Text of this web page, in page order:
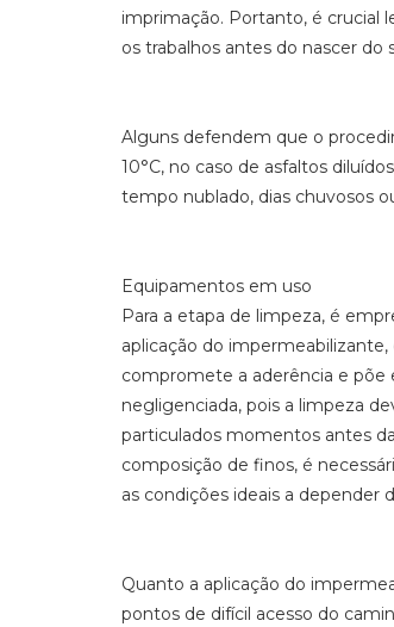
imprimação. Portanto, é crucial
os trabalhos antes do nascer do
Alguns defendem que o
10°C, no caso de asfaltos
tempo nublado, dias chuvosos
Equipamentos em uso
Para a etapa de limpeza, é
aplicação do
compromete a aderência e põe
negligenciada, pois a limpeza
particulados momentos antes
composição de finos, é
as condições ideais a depender
Quanto a aplicação do
pontos de difícil acesso do